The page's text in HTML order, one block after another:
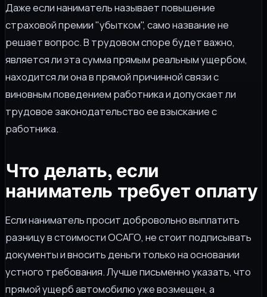
Даже если наниматель называет повышение
страховой премии "убытком", само название не
решает вопрос. В трудовом споре будет важно,
является ли эта сумма прямым реальным ущербом,
находится ли она в прямой причинной связи с
виновным поведением работника и допускает ли
трудовое законодательство ее взыскание с
работника.
Что делать, если
наниматель требует оплату
Если наниматель просит добровольно выплатить
разницу в стоимости ОСАГО, не стоит подписывать
документы и вносить деньги только на основании
устного требования. Лучше письменно указать, что
прямой ущерб автомобилю уже возмещен, а